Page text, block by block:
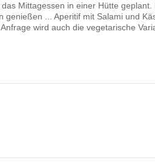
Mittagessen in einer Hütte geplant.
... Aperitif mit Salami und
wird auch die vegetarische